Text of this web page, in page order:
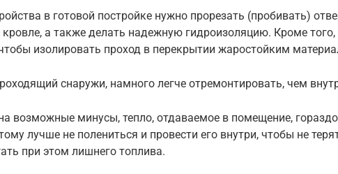
в готовой постройке нужно прорезать (пробивать)
а также делать надежную гидроизоляцию. Кроме того,
изолировать проход в перекрытии жаростойким
снаружи, намного легче отремонтировать, чем
возможные минусы, тепло, отдаваемое в помещение,
лучше не полениться и провести его внутри, чтобы не
при этом лишнего топлива.